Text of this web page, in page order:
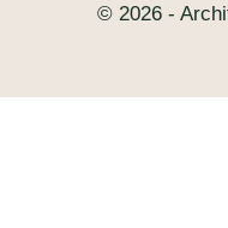
© 2026 -